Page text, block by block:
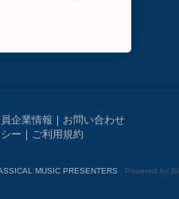
企業情報 ｜ お問い合わせ
ー ｜ ご利用規約
MUSIC PRESENTERS . Powered by